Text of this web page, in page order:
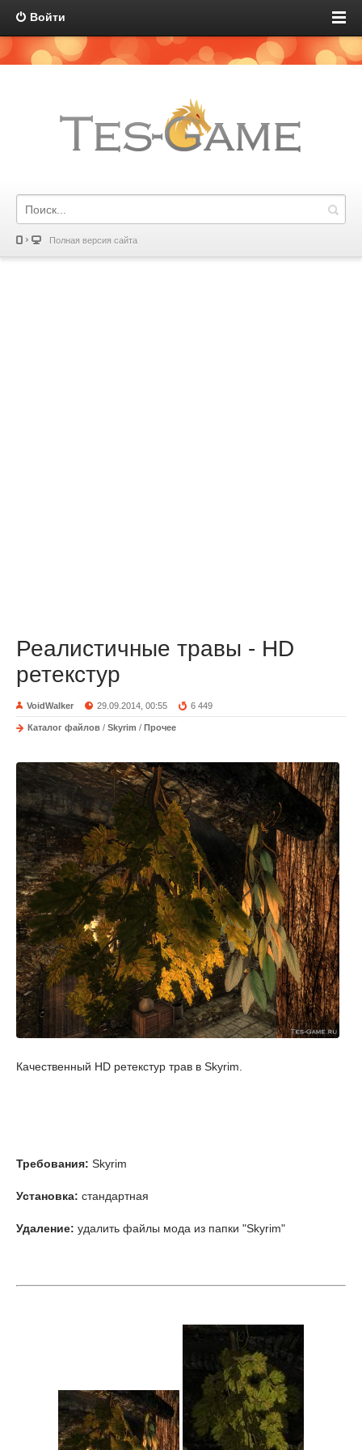
Войти
Полная версия сайта
Реалистичные травы - HD
ретекстур
VoidWalker 29.09.2014, 00:55 6 449
Каталог файлов / Skyrim / Прочее
Качественный HD ретекстур трав в Skyrim.
Требования: Skyrim
Установка: стандартная
Удаление: удалить файлы мода из папки "Skyrim"